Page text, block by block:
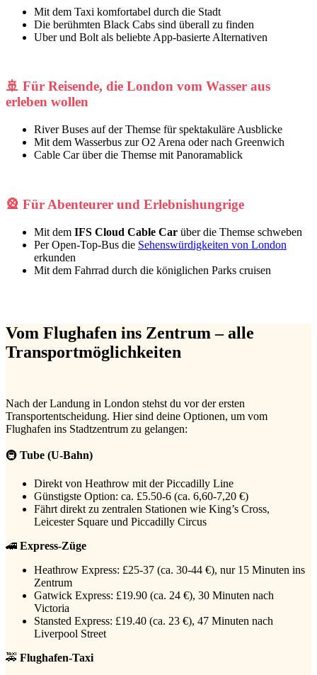
Mit dem Taxi komfortabel durch die Stadt
Die berühmten Black Cabs sind überall zu finden
Uber und Bolt als beliebte App-basierte Alternativen
🚢 Für Reisende, die London vom Wasser aus
erleben wollen
River Buses auf der Themse für spektakuläre Ausblicke
Mit dem Wasserbus zur O2 Arena oder nach Greenwich
Cable Car über die Themse mit Panoramablick
🎡 Für Abenteurer und Erlebnishungrige
Mit dem IFS Cloud Cable Car über die Themse schweben
Per Open-Top-Bus die Sehenswürdigkeiten von London
erkunden
Mit dem Fahrrad durch die königlichen Parks cruisen
Vom Flughafen ins Zentrum – alle
Transportmöglichkeiten
Nach der Landung in London stehst du vor der ersten
Transportentscheidung. Hier sind deine Optionen, um vom
Flughafen ins Stadtzentrum zu gelangen:
🚇 Tube (U-Bahn)
Direkt von Heathrow mit der Piccadilly Line
Günstigste Option: ca. £5.50-6 (ca. 6,60-7,20 €)
Fährt direkt zu zentralen Stationen wie King’s Cross,
Leicester Square und Piccadilly Circus
🚄 Express-Züge
Heathrow Express: £25-37 (ca. 30-44 €), nur 15 Minuten ins
Zentrum
Gatwick Express: £19.90 (ca. 24 €), 30 Minuten nach
Victoria
Stansted Express: £19.40 (ca. 23 €), 47 Minuten nach
Liverpool Street
🚕 Flughafen-Taxi